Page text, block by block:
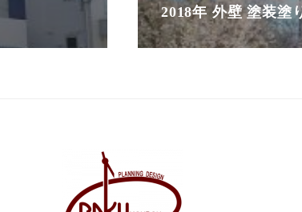
2018年 外壁 塗装塗